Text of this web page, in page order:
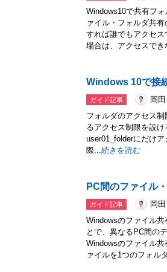
Windows10で共有フ
ァイル・フォルダ共
すれば誰でもアクセ
場合は、アクセスでき
Windows 10で接
ガイド記事
岡
フォルダのアクセス
るアクセス制限を設
user01_folderにだけ
際...続きを読む
PC間のファイル
ガイド記事
岡
Windowsのファイル
とで、異なるPC間の
Windowsのファイル
ァイルを1つのフォル